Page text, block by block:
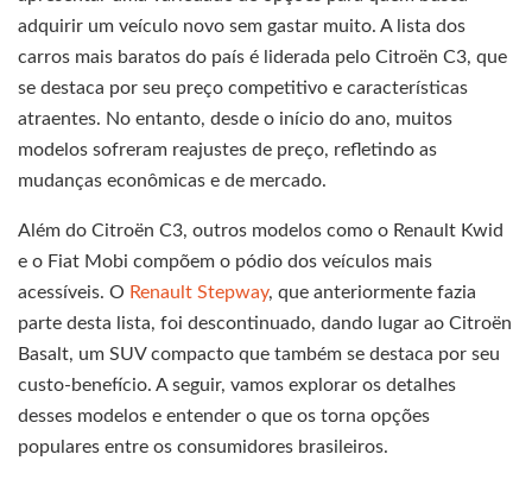
adquirir um veículo novo sem gastar muito. A lista dos
carros mais baratos do país é liderada pelo Citroën C3, que
se destaca por seu preço competitivo e características
atraentes. No entanto, desde o início do ano, muitos
modelos sofreram reajustes de preço, refletindo as
mudanças econômicas e de mercado.
Além do Citroën C3, outros modelos como o Renault Kwid
e o Fiat Mobi compõem o pódio dos veículos mais
acessíveis. O Renault Stepway, que anteriormente fazia
parte desta lista, foi descontinuado, dando lugar ao Citroën
Basalt, um SUV compacto que também se destaca por seu
custo-benefício. A seguir, vamos explorar os detalhes
desses modelos e entender o que os torna opções
populares entre os consumidores brasileiros.